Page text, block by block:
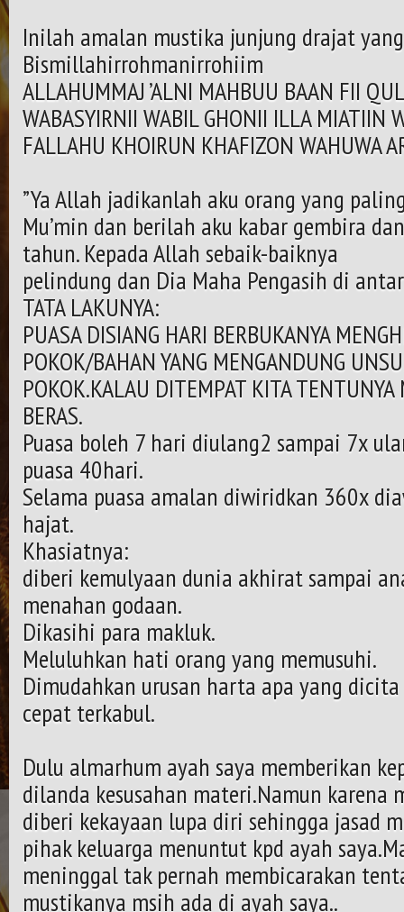
Inilah amalan mustika junjung drajat
Bismillahirrohmanirrohiim
ALLAHUMMAJ ’ALNI MAHBUU BAAN FII
WABASYIRNII WABIL GHONII ILLA MIATIIN
FALLAHU KHOIRUN KHAFIZON WAHUWA
”Ya Allah jadikanlah aku orang yang
Mu’min dan berilah aku kabar gembira
tahun. Kepada Allah sebaik-baiknya
pelindung dan Dia Maha Pengasih di
TATA LAKUNYA:
PUASA DISIANG HARI BERBUKANYA
POKOK/BAHAN YANG MENGANDUNG
POKOK.KALAU DITEMPAT KITA
BERAS.
Puasa boleh 7 hari diulang2 sampai 7x
puasa 40hari.
Selama puasa amalan diwiridkan 360x
hajat.
Khasiatnya:
diberi kemulyaan dunia akhirat sampai
menahan godaan.
Dikasihi para makluk.
Meluluhkan hati orang yang memusuhi.
Dimudahkan urusan harta apa yang
cepat terkabul.
Dulu almarhum ayah saya memberikan
dilanda kesusahan materi.Namun karena
diberi kekayaan lupa diri sehingga jasad
pihak keluarga menuntut kpd ayah
meninggal tak pernah membicarakan
mustikanya msih ada di ayah saya..